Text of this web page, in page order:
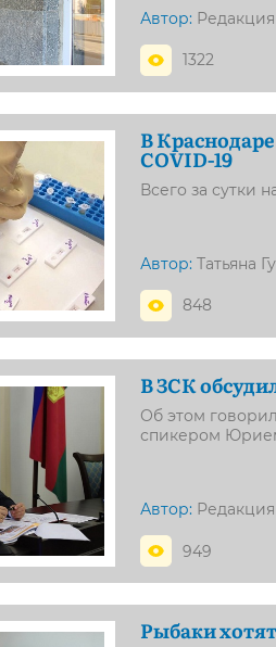
Автор:
1322
В
COVID-19
Всего за сутки
Автор: Татьяна
848
В ЗСК
Об этом
спикером
Автор:
949
Рыбаки